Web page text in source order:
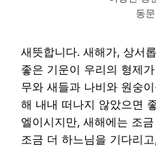
동
새뜻합니다. 새해가, 상서
좋은 기운이 우리의 형제
무와 새들과 나비와 원숭
해 내내 떠나지 않았으면
엘이시지만, 새해에는 조
조금 더 하느님을 기다리